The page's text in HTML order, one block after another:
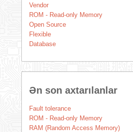
Vendor
ROM - Read-only Memory
Open Source
Flexible
Database
Ən son axtarılanlar
Fault tolerance
ROM - Read-only Memory
RAM (Random Access Memory)